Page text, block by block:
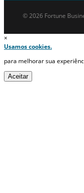
© 2026 Fortune
×
Usamos cookies.
para melhorar sua
Aceitar